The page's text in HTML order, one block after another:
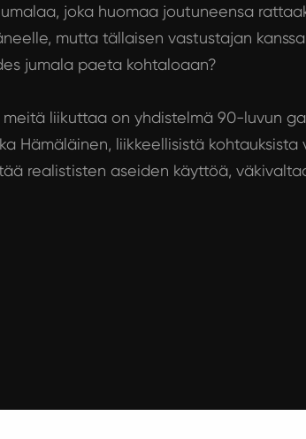
joka huomaa joutuneensa
mutta tällaisen vastustajan
jumala paeta kohtaloaan?
liikuttaa on yhdistelmä 90-luvun
Hämäläinen, liikkeellisistä kohtauksista
realististen aseiden käyttöä,